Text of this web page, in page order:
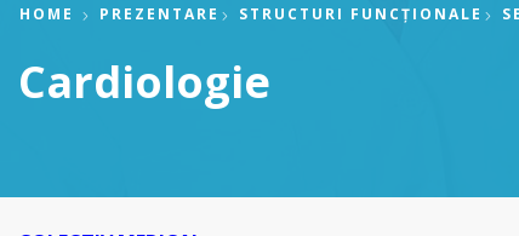
HOME PREZENTARE STRUCTURI FUNCȚIONALE
Cardiologie